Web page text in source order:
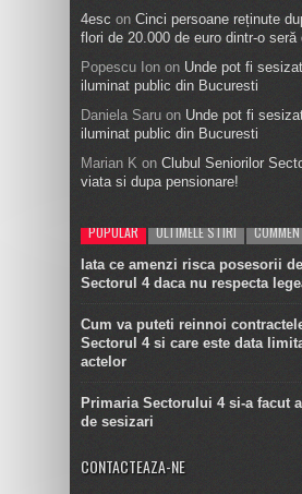
4esc on Cinci persoane reținute
flori de 20.000 de euro dintr-o
Popescu Ion on Unde pot fi
iluminat public din Bucuresti
Daniela Saru on Unde pot fi
iluminat public din Bucuresti
Marian K on Clubul Seniorilor
viata si dupa pensionare!
POPULAR ULTIMELE STIRI
Iata ce amenzi risca posesorii
Sectorul 4 daca nu respecta
Cum va puteti reinnoi
Sectorul 4 si care este data
actelor
Primaria Sectorului 4 si-a facut
de sesizari
CONTACTEAZA-NE